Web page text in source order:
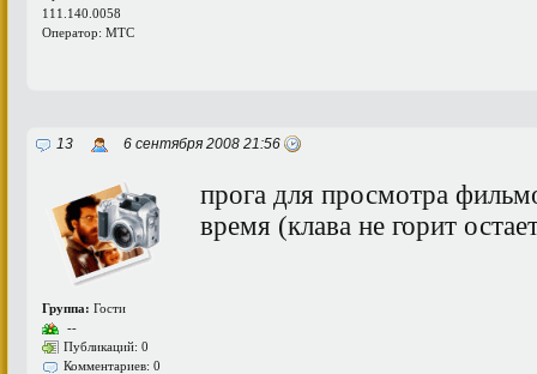
111.140.0058
Оператор: МТС
13 6 сентября 2008 21:56
Группа: Гости
--
Публикаций: 0
Комментариев: 0
прога для просмотра
время (клава не горит